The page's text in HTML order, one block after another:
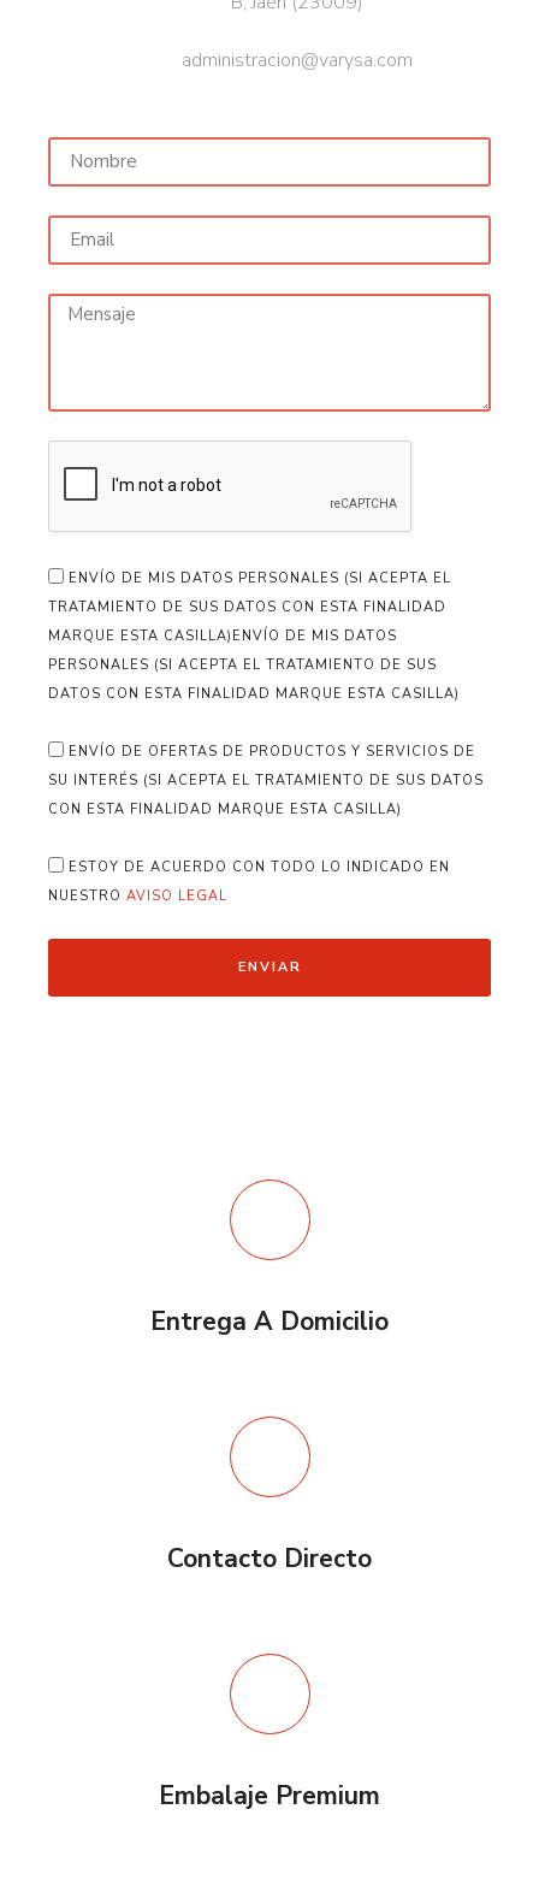
administracion@varysa.com
ENVÍO DE MIS DATOS PERSONALES (SI ACEPTA EL
TRATAMIENTO DE SUS DATOS CON ESTA FINALIDAD
MARQUE ESTA CASILLA)ENVÍO DE MIS DATOS
PERSONALES (SI ACEPTA EL TRATAMIENTO DE SUS
DATOS CON ESTA FINALIDAD MARQUE ESTA CASILLA)
ENVÍO DE OFERTAS DE PRODUCTOS Y SERVICIOS DE
SU INTERÉS (SI ACEPTA EL TRATAMIENTO DE SUS DATOS
CON ESTA FINALIDAD MARQUE ESTA CASILLA)
ESTOY DE ACUERDO CON TODO LO INDICADO EN
NUESTRO AVISO LEGAL
ENVIAR
Entrega A Domicilio
Contacto Directo
Embalaje Premium